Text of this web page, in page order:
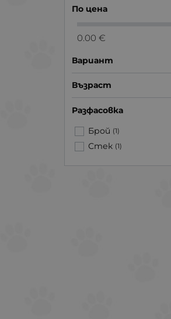
По цена
0.00 €
Вариант
Възраст
Разфасовка
Брой (1)
Стек (1)